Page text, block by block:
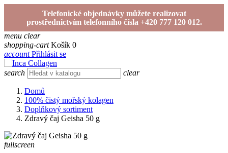
Telefonické objednávky můžete realizovat
prostřednictvím telefonního čísla +420 777 120 012.
menu clear
shopping-cart Košík 0
account Přihlásit se
search clear
Domů
100% čistý mořský kolagen
Doplňkový sortiment
Zdravý čaj Geisha 50 g
fullscreen